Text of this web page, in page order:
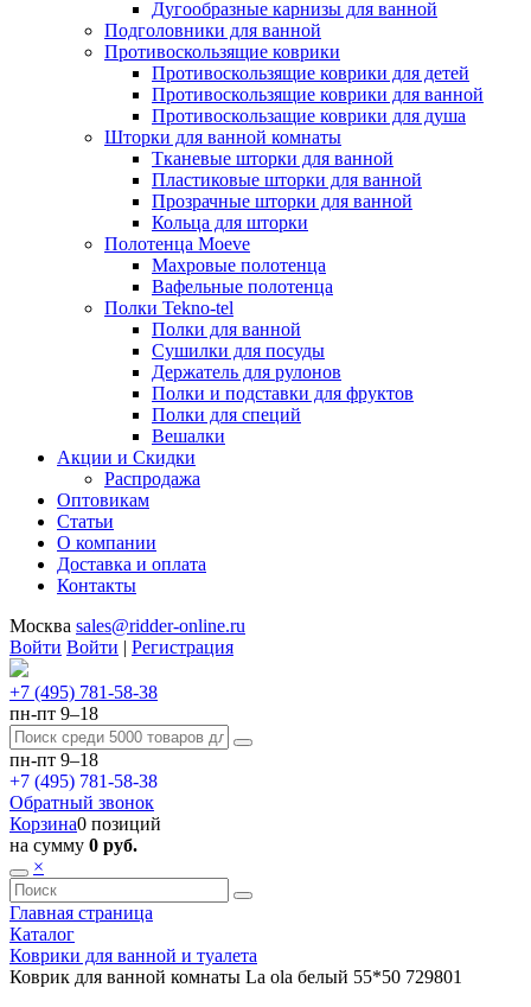
Дугообразные карнизы для ванной
Подголовники для ванной
Противоскользящие коврики
Противоскользящие коврики для детей
Противоскользящие коврики для ванной
Противоскользащие коврики для душа
Шторки для ванной комнаты
Тканевые шторки для ванной
Пластиковые шторки для ванной
Прозрачные шторки для ванной
Кольца для шторки
Полотенца Moeve
Махровые полотенца
Вафельные полотенца
Полки Tekno-tel
Полки для ванной
Сушилки для посуды
Держатель для рулонов
Полки и подставки для фруктов
Полки для специй
Вешалки
Акции и Скидки
Распродажа
Оптовикам
Статьи
О компании
Доставка и оплата
Контакты
Москва sales@ridder-online.ru
Войти Войти | Регистрация
+7 (495) 781-58-38
пн-пт 9–18
пн-пт 9–18
+7 (495) 781-58-38
Обратный звонок
Корзина0 позиций
на сумму 0 руб.
×
Главная страница
Каталог
Коврики для ванной и туалета
Коврик для ванной комнаты La ola белый 55*50 729801